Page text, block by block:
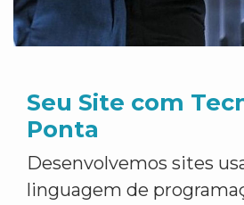
Seu Site com
Ponta
Desenvolvemos sites
linguagem de